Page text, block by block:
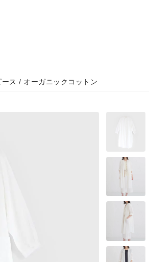
ス / オーガニックコットン